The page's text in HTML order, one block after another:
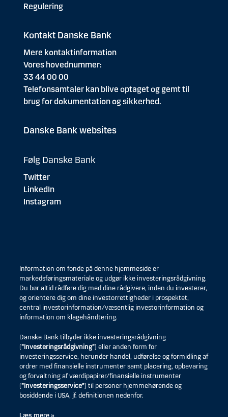
Regulering
Kontakt Danske Bank
Mere kontaktinformation
Vores hovednummer:
33 44 00 00
Telefonsamtaler kan blive optaget og gemt til
brug for dokumentation og sikkerhed.
Danske Bank websites
Følg Danske Bank
Twitter
LinkedIn
Instagram
Information om fonde på denne hjemmeside er
markedsføringsmateriale og udgør ikke investeringsrådgivning.
Du bør altid rådføre dig med dine rådgivere, inden du investerer,
og orientere dig om dine investorrettigheder i prospektet,
central investorinformation/væsentlig investorinformation og
information om klagehåndtering.
Danske Bank tilbyder ikke investeringsrådgivning
(”Investeringsrådgivning”) eller anden form for
investeringsservice, herunder handel, udførelse og formidling af
ordrer med finansielle instrumenter samt placering, opbevaring
og forvaltning af værdipapirer/finansielle instrumenter
(”Investeringsservice”) til personer hjemmehørende og
bosiddende i USA, jf. definitionen nedenfor.